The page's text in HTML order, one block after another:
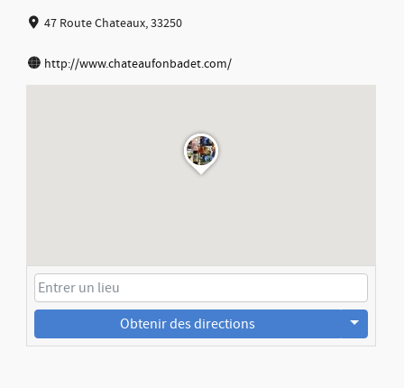
47 Route Chateaux, 33250
http://www.chateaufonbadet.com/
Obtenir des directions